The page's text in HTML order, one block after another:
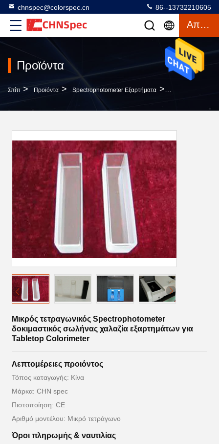
chnspec@colorspec.cn 86--13732210605
Απόσπασμα
Προϊόντα
Σπίτι > Προϊόντα > Spectrophotometer Εξαρτήματα >
Μικρός τετραγωνικός Spectrophotometer
δοκιμαστικός σωλήνας χαλαζία εξαρτημάτων για
Tabletop Colorimeter
Λεπτομέρειες προιόντος
Τόπος καταγωγής: Κίνα
Μάρκα: CHN spec
Πιστοποίηση: CE
Αριθμό μοντέλου: Μικρό τετράγωνο
Όροι πληρωμής & ναυτιλίας